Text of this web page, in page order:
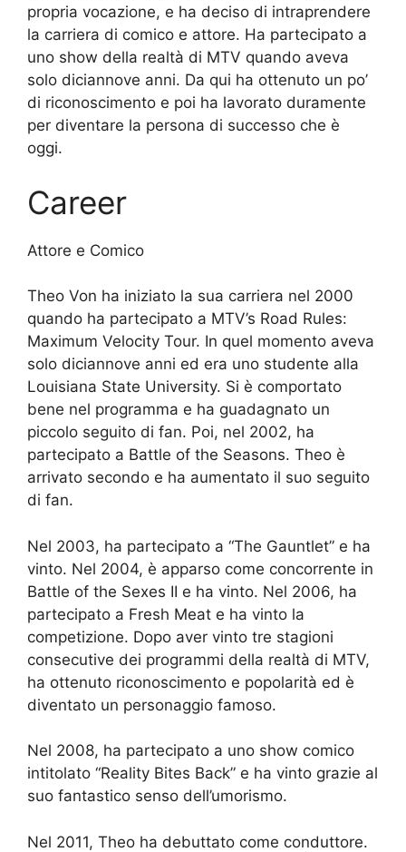
propria vocazione, e ha deciso di intraprendere
la carriera di comico e attore. Ha partecipato a
uno show della realtà di MTV quando aveva
solo diciannove anni. Da qui ha ottenuto un po’
di riconoscimento e poi ha lavorato duramente
per diventare la persona di successo che è
oggi.
Career
Attore e Comico
Theo Von ha iniziato la sua carriera nel 2000
quando ha partecipato a MTV’s Road Rules:
Maximum Velocity Tour. In quel momento aveva
solo diciannove anni ed era uno studente alla
Louisiana State University. Si è comportato
bene nel programma e ha guadagnato un
piccolo seguito di fan. Poi, nel 2002, ha
partecipato a Battle of the Seasons. Theo è
arrivato secondo e ha aumentato il suo seguito
di fan.
Nel 2003, ha partecipato a “The Gauntlet” e ha
vinto. Nel 2004, è apparso come concorrente in
Battle of the Sexes II e ha vinto. Nel 2006, ha
partecipato a Fresh Meat e ha vinto la
competizione. Dopo aver vinto tre stagioni
consecutive dei programmi della realtà di MTV,
ha ottenuto riconoscimento e popolarità ed è
diventato un personaggio famoso.
Nel 2008, ha partecipato a uno show comico
intitolato “Reality Bites Back” e ha vinto grazie al
suo fantastico senso dell’umorismo.
Nel 2011, Theo ha debuttato come conduttore.